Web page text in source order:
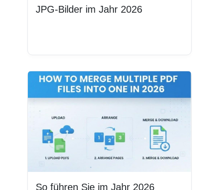
JPG-Bilder im Jahr 2026
So führen Sie im Jahr 2026